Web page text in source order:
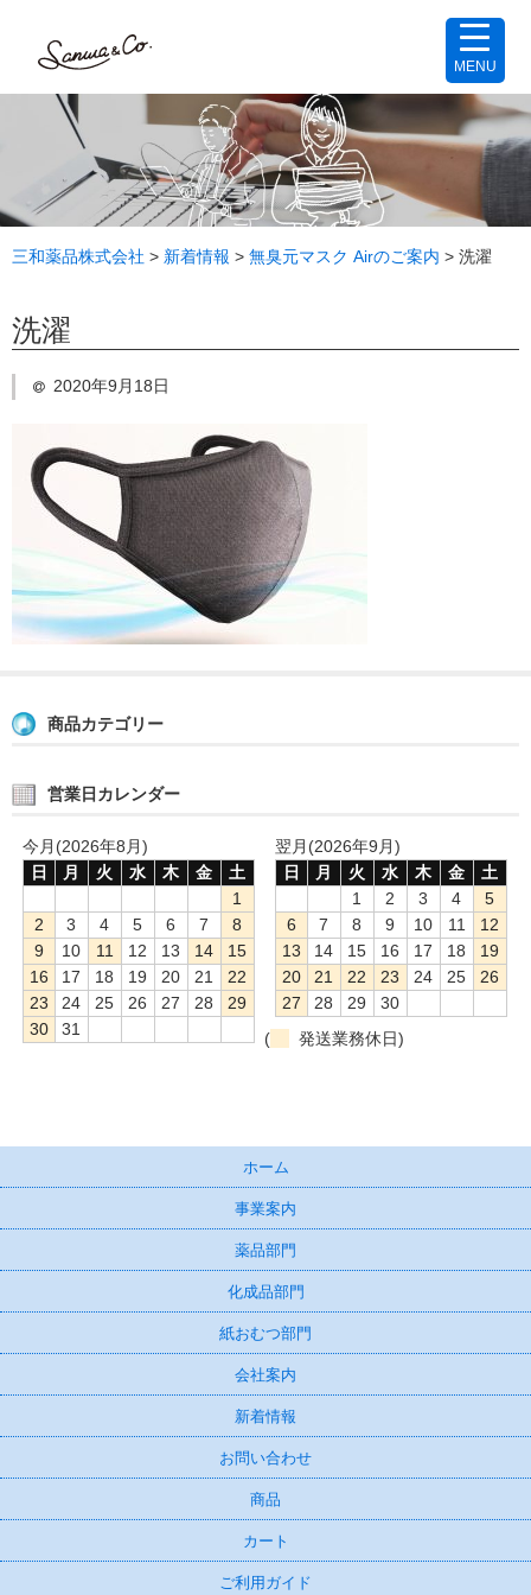
三和薬品株式会社 > 新着情報 > 無臭元マスク Airのご案内 > 洗濯
洗濯
2020年9月18日
商品カテゴリー
営業日カレンダー
今月(2026年8月)
日
月 火 水 木 金
土
1
2
3 4 5 6 7
8
9
10 11 12 13 14
15
16
17 18 19 20 21
22
23
24 25 26 27 28
29
30
31
翌月(2026年9月)
日
月 火 水 木 金
土
1
2 3 4
5
6
7 8 9 10 11
12
13
14 15 16 17 18
19
20
21 22 23 24 25
26
27
28 29
30
(
発送業務休日)
ホーム
事業案内
薬品部門
化成品部門
紙おむつ部門
会社案内
新着情報
お問い合わせ
商品
カート
ご利用ガイド
MENU